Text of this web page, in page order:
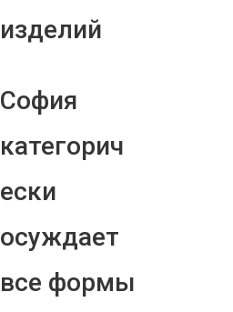
изделий
София
категорич
ески
осуждает
все формы